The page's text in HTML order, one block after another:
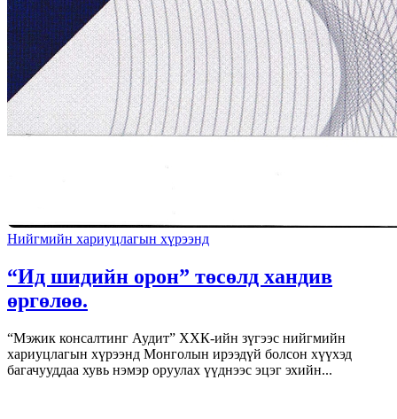
Нийгмийн хариуцлагын хүрээнд
“Ид шидийн орон” төсөлд хандив
өргөлөө.
“Мэжик консалтинг Аудит” ХХК-ийн зүгээс нийгмийн
хариуцлагын хүрээнд Монголын ирээдүй болсон хүүхэд
багачууддаа хувь нэмэр оруулах үүднээс эцэг эхийн...